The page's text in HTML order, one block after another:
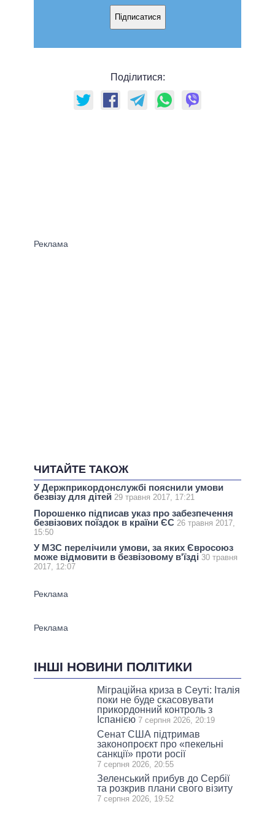
Підписатися
Поділитися:
ЧИТАЙТЕ ТАКОЖ
У Держприкордонслужбі пояснили умови
безвізу для дітей 29 травня 2017, 17:21
Порошенко підписав указ про забезпечення
безвізових поїздок в країни ЄС 26 травня 2017,
15:50
У МЗС перелічили умови, за яких Євросоюз
може відмовити в безвізовому в'їзді 30 травня
2017, 12:07
ІНШІ НОВИНИ ПОЛІТИКИ
Міграційна криза в Сеуті: Італія
поки не буде скасовувати
прикордонний контроль з
Іспанією 7 серпня 2026, 20:19
Сенат США підтримав
законопроєкт про «пекельні
санкції» проти росії
7 серпня 2026, 20:55
Зеленський прибув до Сербії
та розкрив плани свого візиту
7 серпня 2026, 19:52